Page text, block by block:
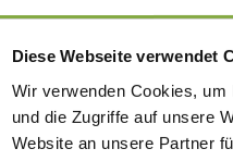
Diese Webseite verwendet
Wir verwenden Cookies,
und die Zugriffe auf unsere
Website an unsere Partner
Bei der Regulation EC
Themenbereiche
Person benennen.
Aufgabenbereich